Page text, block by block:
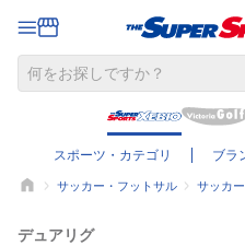
スポーツ・カテゴリ ブラ
サッカー・フットサル サッカ
デュアリグ